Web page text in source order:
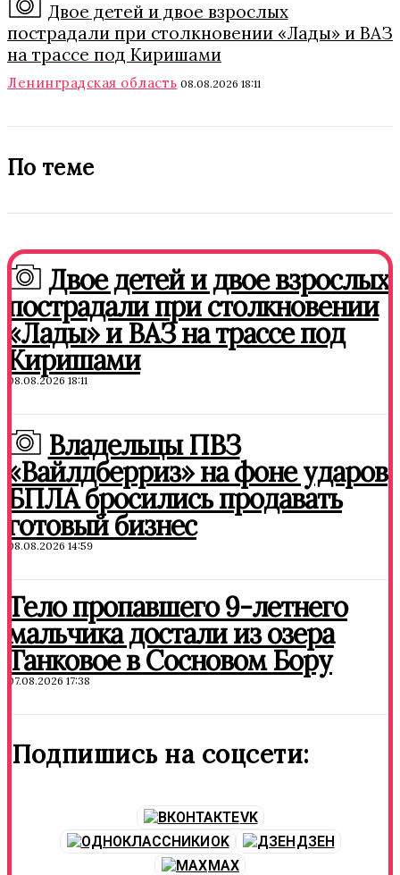
Двое детей и двое взрослых
пострадали при столкновении «Лады» и ВАЗ
на трассе под Киришами
Ленинградская область 08.08.2026 18:11
По теме
Двое детей и двое взрослых
пострадали при столкновении
«Лады» и ВАЗ на трассе под
Киришами
08.08.2026 18:11
Владельцы ПВЗ
«Вайлдберриз» на фоне ударов
БПЛА бросились продавать
готовый бизнес
08.08.2026 14:59
Тело пропавшего 9-летнего
мальчика достали из озера
Танковое в Сосновом Бору
07.08.2026 17:38
Подпишись на соцсети:
VK
OK
ДЗЕН
MAX